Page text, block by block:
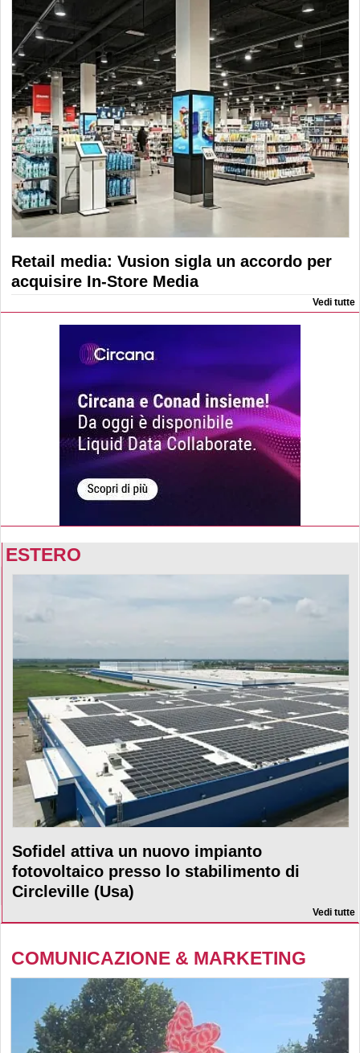
Retail media: Vusion sigla un accordo per
acquisire In-Store Media
Vedi tutte
ESTERO
Sofidel attiva un nuovo impianto
fotovoltaico presso lo stabilimento di
Circleville (Usa)
Vedi tutte
COMUNICAZIONE & MARKETING